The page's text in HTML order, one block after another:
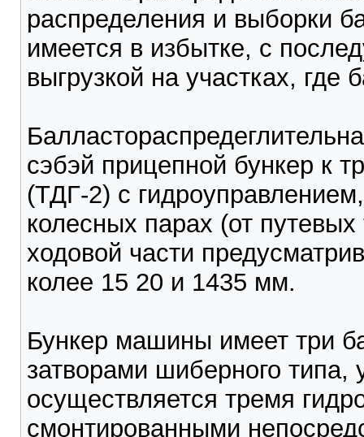
распределения и выборки
имеется в избытке, с
выгрузкой на участках, где
сэбэй прицепной бункер к
(ТДГ-2) с
колесных парах (от
ходовой части
колее 15 20 и 1435 мм.
Бункер машины имеет три
затворами шиберного типа,
осуществляется тремя
смонтированными